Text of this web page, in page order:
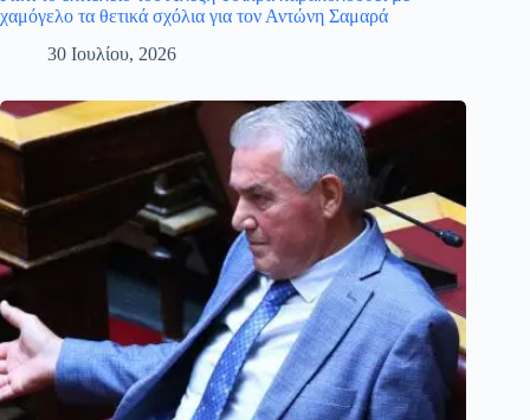
χαμόγελο τα θετικά σχόλια για τον Αντώνη Σαμαρά
30 Ιουλίου, 2026